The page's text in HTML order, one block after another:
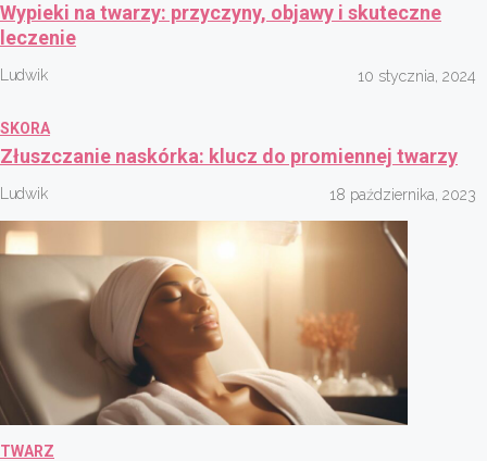
Wypieki na twarzy: przyczyny, objawy i skuteczne
leczenie
Ludwik 10 stycznia, 2024
SKORA
Złuszczanie naskórka: klucz do promiennej twarzy
Ludwik 18 października, 2023
TWARZ